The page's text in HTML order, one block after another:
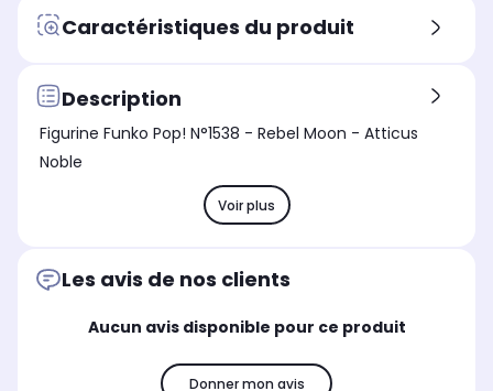
Caractéristiques du produit
Description
Figurine Funko Pop! N°1538 - Rebel Moon - Atticus
Noble
Voir plus
Les avis de nos clients
Aucun avis disponible pour ce produit
Donner mon avis